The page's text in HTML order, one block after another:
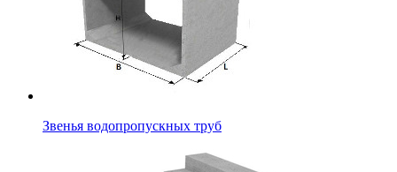
Звенья водопропускных труб